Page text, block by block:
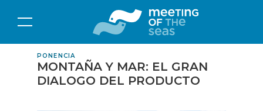
PONENCIA
MONTAÑA Y MAR: EL GRAN
DIALOGO DEL PRODUCTO